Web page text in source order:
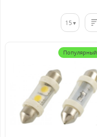
15
Популярный